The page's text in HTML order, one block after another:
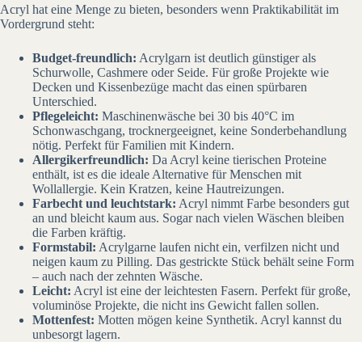
Acryl hat eine Menge zu bieten, besonders wenn Praktikabilität im
Vordergrund steht:
Budget-freundlich: Acrylgarn ist deutlich günstiger als
Schurwolle, Cashmere oder Seide. Für große Projekte wie
Decken und Kissenbezüge macht das einen spürbaren
Unterschied.
Pflegeleicht: Maschinenwäsche bei 30 bis 40°C im
Schonwaschgang, trocknergeeignet, keine Sonderbehandlung
nötig. Perfekt für Familien mit Kindern.
Allergikerfreundlich: Da Acryl keine tierischen Proteine
enthält, ist es die ideale Alternative für Menschen mit
Wollallergie. Kein Kratzen, keine Hautreizungen.
Farbecht und leuchtstark: Acryl nimmt Farbe besonders gut
an und bleicht kaum aus. Sogar nach vielen Wäschen bleiben
die Farben kräftig.
Formstabil: Acrylgarne laufen nicht ein, verfilzen nicht und
neigen kaum zu Pilling. Das gestrickte Stück behält seine Form
– auch nach der zehnten Wäsche.
Leicht: Acryl ist eine der leichtesten Fasern. Perfekt für große,
voluminöse Projekte, die nicht ins Gewicht fallen sollen.
Mottenfest: Motten mögen keine Synthetik. Acryl kannst du
unbesorgt lagern.